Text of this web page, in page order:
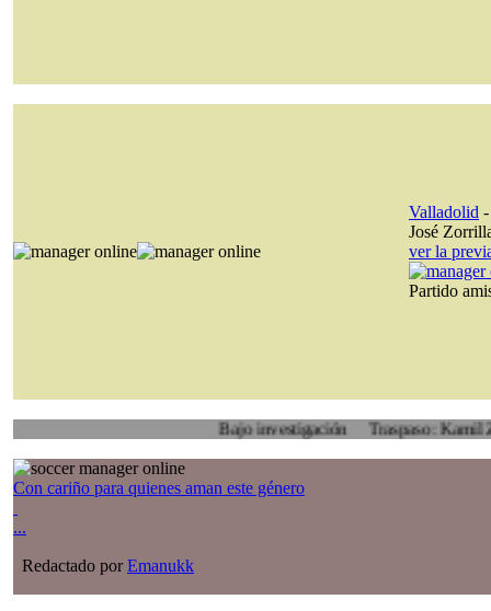
Valladolid
José
ver la
Partido
Bajo investigación Traspaso: Kamil Zoidl,
Con cariño para quienes aman este género
...
Redactado porEmanukk